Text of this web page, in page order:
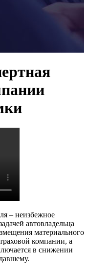
– неизбежное
автовладельца
материального
компании, а
в снижении